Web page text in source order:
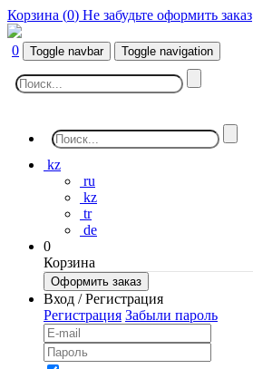
Корзина (0) Не забудьте оформить заказ
0 Toggle navbar Toggle navigation
kz
ru
kz
tr
de
0
Корзина
Оформить заказ
Вход / Регистрация
Регистрация Забыли пароль